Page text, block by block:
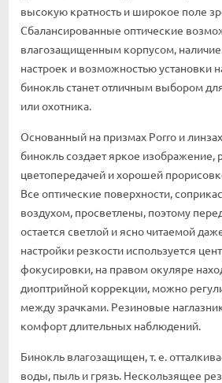
высокую кратность и широкое поле
Сбалансированные оптические
влагозащищенным корпусом,
настроек и возможностью установки
бинокль станет отличным выбором
или охотника.
Основанный на призмах Porro и линзах
бинокль создает яркое изображение,
цветопередачей и хорошей
Все оптические поверхности,
воздухом, просветлены, поэтому
остается светлой и ясно читаемой
настройки резкости используется
фокусировки, на правом окуляре
диоптрийной коррекции, можно
между зрачками. Резиновые
комфорт длительных наблюдений.
Бинокль влагозащищен, т. е.
воды, пыль и грязь. Нескользящее